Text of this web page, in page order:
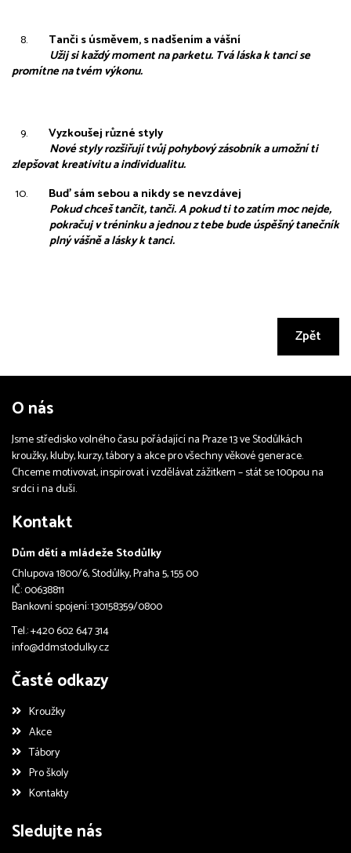
Tanči s úsměvem, s nadšením a vášní
Užij si každý moment na parketu. Tvá láska k tanci se
promítne na tvém výkonu.
Vyzkoušej různé styly
Nové styly rozšiřují tvůj pohybový zásobník a umožní ti
zlepšovat kreativitu a individualitu.
Buď sám sebou a nikdy se nevzdávej
Pokud chceš tančit, tanči. A pokud ti to zatím moc nejde,
pokračuj v tréninku a jednou z tebe bude úspěšný tanečník
plný vášně a lásky k tanci.
Zpět
O nás
Jsme středisko volného času pořádající na Praze 13 ve Stodůlkách
kroužky, kluby, kurzy, tábory a akce pro všechny věkové generace.
Chceme motivovat, inspirovat i vzdělávat zážitkem – stát se 100pou na
srdci i na duši.
Kontakt
Dům dětí a mládeže Stodůlky
Chlupova 1800/6, Stodůlky, Praha 5, 155 00
IČ: 00638811
Bankovní spojení: 130158359/0800
Tel.: +420 602 647 314
info@ddmstodulky.cz
Časté odkazy
Kroužky
Akce
Tábory
Pro školy
Kontakty
Sledujte nás